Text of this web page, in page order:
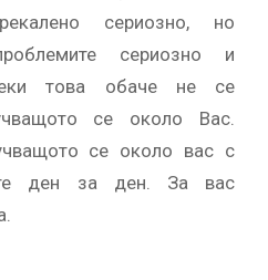
сериозно, но
сериозно и
това обаче не се
се около Вас.
се около вас с
ден за ден. За вас